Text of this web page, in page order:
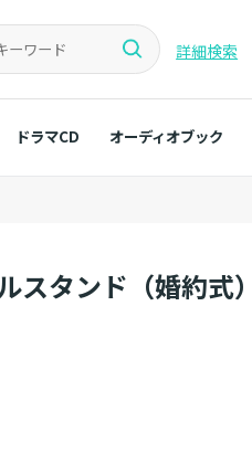
詳細検索
ドラマCD オーディオブック
タンド（婚約式）